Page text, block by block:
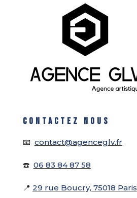
CONTACTEZ NOUS
📧 contact@agenceglv.fr
☎️ 06 83 84 87 58
📍 29 rue Boucry, 75018 Paris